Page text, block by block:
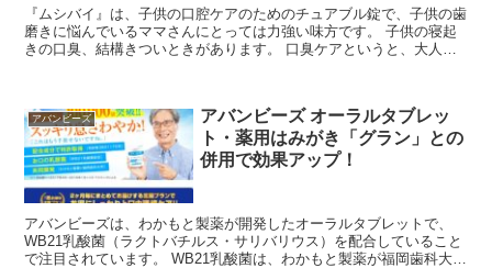
『ムシバイ』は、子供の口腔ケアのためのチュアブル錠で、子供の歯
磨きに悩んでいるママさんにとっては力強い味方です。 子供の寝起
きの口臭、結構きついときがあります。 口臭ケアというと、大人が
アバンビーズ
アバンビーズ オーラルタブレッ
ト・薬用はみがき「グラン」との
併用で効果アップ！
アバンビーズは、わかもと製薬が開発したオーラルタブレットで、
WB21乳酸菌（ラクトバチルス・サリバリウス）を配合していること
で注目されています。 WB21乳酸菌は、わかもと製薬が福岡歯科大学